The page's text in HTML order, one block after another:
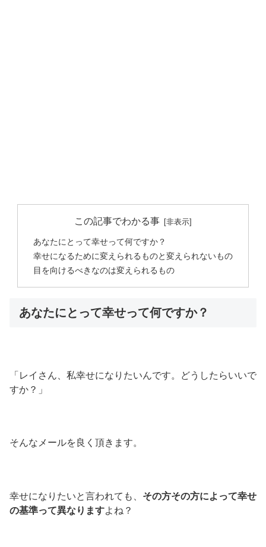
この記事でわかる事
あなたにとって幸せって何ですか？
幸せになるために変えられるものと変えられないもの
目を向けるべきなのは変えられるもの
あなたにとって幸せって何ですか？
「レイさん、私幸せになりたいんです。どうしたらいいで
すか？」
そんなメールを良く頂きます。
幸せになりたいと言われても、 その方その方によって幸せ
の基準って異なりますよね？